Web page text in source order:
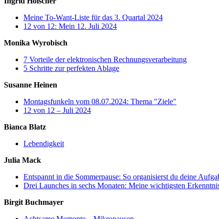
Meine To-Want-Liste für das 3. Quartal 2024
12 von 12: Mein 12. Juli 2024
Monika Wyrobisch
7 Vorteile der elektronischen Rechnungsverarbeitung
5 Schritte zur perfekten Ablage
Susanne Heinen
Montagsfunkeln vom 08.07.2024: Thema "Ziele"
12 von 12 – Juli 2024
Bianca Blatz
Lebendigkeit
Julia Mack
Entspannt in die Sommerpause: So organisierst du deine
Drei Launches in sechs Monaten: Meine wichtigsten
Birgit Buchmayer